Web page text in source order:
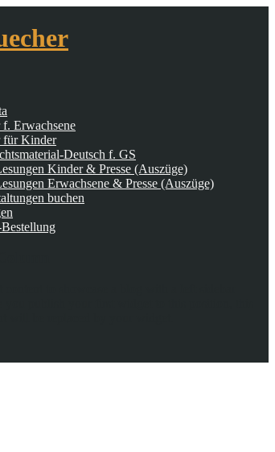
Erwachsene
für Kinder
Deutsch f. GS
Kinder & Presse (Auszüge)
Erwachsene & Presse (Auszüge)
buchen